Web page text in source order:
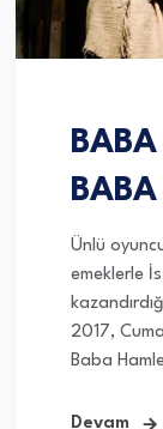
Ünlü
emeklerle
2017,
Baba
Devam